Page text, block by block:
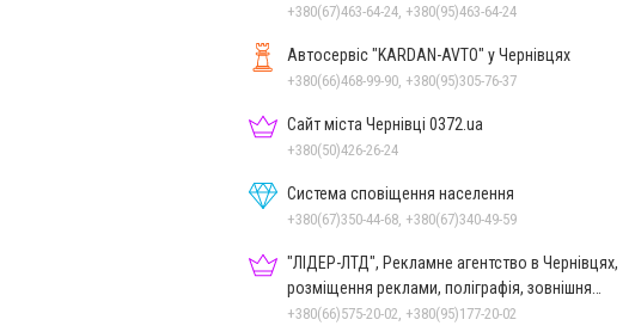
+380(67)463-64-24, +380(95)463-64-24
Автосервіс "KARDAN-AVTO" у Чернівцях
+380(66)468-99-90, +380(95)305-76-37
Сайт міста Чернівці 0372.ua
+380(50)426-26-24
Система сповіщення населення
+380(67)350-44-68, +380(67)340-49-59
"ЛІДЕР-ЛТД", Рекламне агентство в Чернівцях,
розміщення реклами, поліграфія, зовнішня
реклама
+380(66)575-20-02, +380(95)177-20-02